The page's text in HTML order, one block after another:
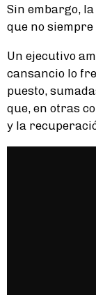
Sin embargo, la
que no
Un ejecutivo
cansancio lo
puesto,
que, en otras
y la